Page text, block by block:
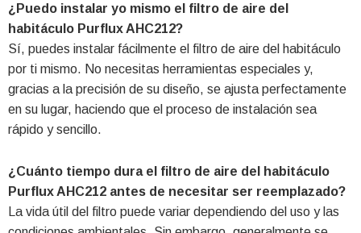
¿Puedo instalar yo mismo el filtro de aire del
habitáculo Purflux AHC212?
Sí, puedes instalar fácilmente el filtro de aire del habitáculo
por ti mismo. No necesitas herramientas especiales y,
gracias a la precisión de su diseño, se ajusta perfectamente
en su lugar, haciendo que el proceso de instalación sea
rápido y sencillo.
¿Cuánto tiempo dura el filtro de aire del habitáculo
Purflux AHC212 antes de necesitar ser reemplazado?
La vida útil del filtro puede variar dependiendo del uso y las